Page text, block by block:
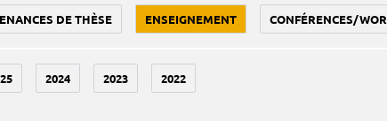
DE THÈSE ENSEIGNEMENT CONFÉRENCES/
2024 2023 2022